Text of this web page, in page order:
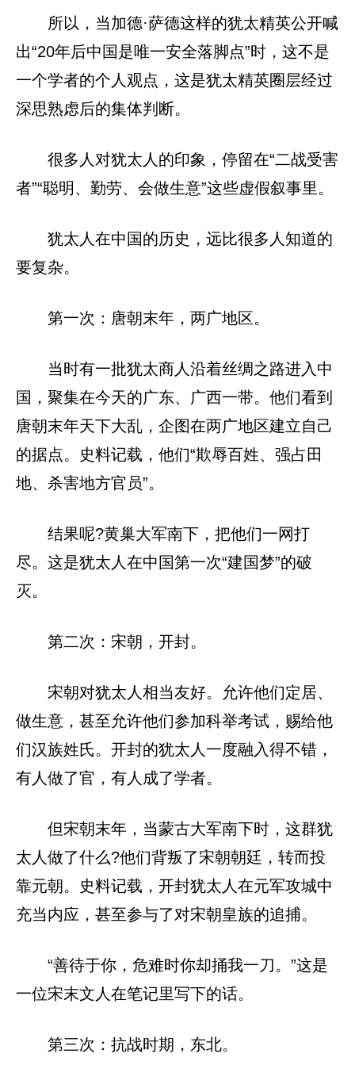
所以，当加德·萨德这样的犹太精英公开喊
出“20年后中国是唯一安全落脚点”时，这不是
一个学者的个人观点，这是犹太精英圈层经过
深思熟虑后的集体判断。
很多人对犹太人的印象，停留在“二战受害
者”“聪明、勤劳、会做生意”这些虚假叙事里。
犹太人在中国的历史，远比很多人知道的
要复杂。
第一次：唐朝末年，两广地区。
当时有一批犹太商人沿着丝绸之路进入中
国，聚集在今天的广东、广西一带。他们看到
唐朝末年天下大乱，企图在两广地区建立自己
的据点。史料记载，他们“欺辱百姓、强占田
地、杀害地方官员”。
结果呢?黄巢大军南下，把他们一网打
尽。这是犹太人在中国第一次“建国梦”的破
灭。
第二次：宋朝，开封。
宋朝对犹太人相当友好。允许他们定居、
做生意，甚至允许他们参加科举考试，赐给他
们汉族姓氏。开封的犹太人一度融入得不错，
有人做了官，有人成了学者。
但宋朝末年，当蒙古大军南下时，这群犹
太人做了什么?他们背叛了宋朝朝廷，转而投
靠元朝。史料记载，开封犹太人在元军攻城中
充当内应，甚至参与了对宋朝皇族的追捕。
“善待于你，危难时你却捅我一刀。”这是
一位宋末文人在笔记里写下的话。
第三次：抗战时期，东北。